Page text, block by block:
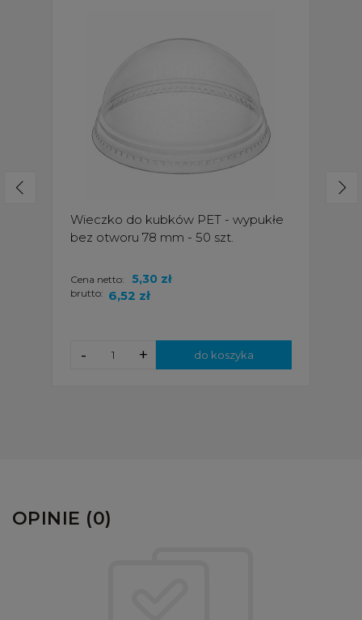
Wieczko do kubków PET - wypukłe
bez otworu 78 mm - 50 szt.
brutto: 6,52 zł
Cena netto: 5,30 zł
+
- do koszyka
OPINIE (0)